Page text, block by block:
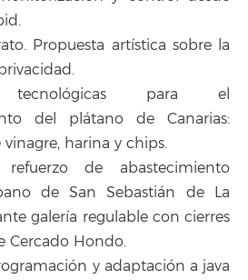
Propuesta artística sobre la
tecnológicas para el
del plátano de Canarias:
harina y chips.
de abastecimiento
de San Sebastián de La
galería regulable con cierres
Cercado Hondo.
y adaptación a java